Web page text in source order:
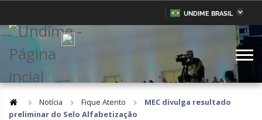
UNDIME BRASIL
Goiás Maranhão
Notícia Fique Atento
MEC divulga resultado
preliminar do Selo Alfabetização